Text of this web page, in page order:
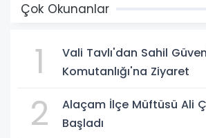
Çok Okunanlar
1
Vali Tavlı'dan Sahil
Komutanlığı'na Ziyaret
2
Alaçam İlçe Müftüsü Ali
Başladı